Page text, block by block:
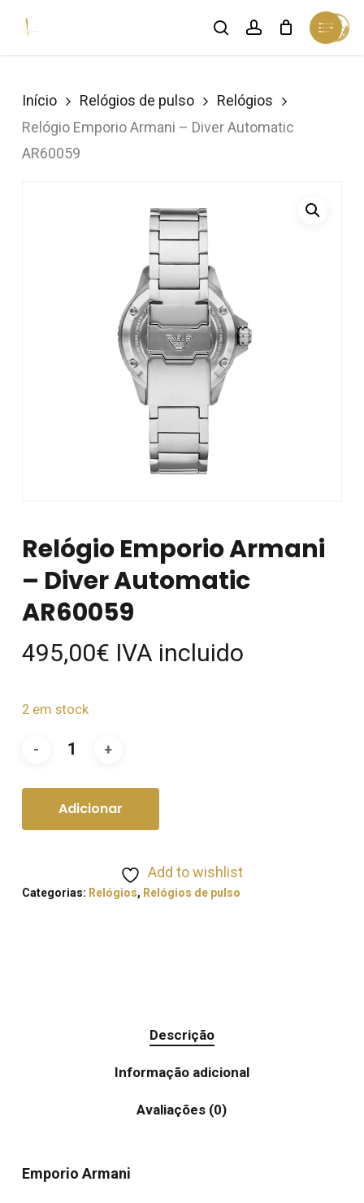
searchaccount
Menu
Close
Cart
Início Relógios de pulso
Relógios
Relógio Emporio Armani – Diver Automatic
AR60059
Relógio Emporio Armani
– Diver Automatic
AR60059
495,00€ IVA incluido
2 em stock
Adicionar
Add to wishlist
Categorias: Relógios, Relógios de pulso
Descrição
Informação adicional
Avaliações (0)
Emporio Armani